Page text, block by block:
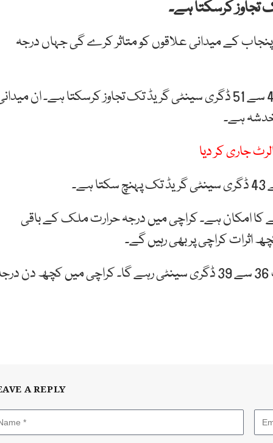
کے میدانی علاقوں کو متاثر کرے گی جہاں درجہ
سندھ اور پنجاب کے میدانی علاقوں میں درجہ حرارت 49 سے 51 ڈگری سینٹی گریڈ تک تجاوز کرسکتا ہے۔ ان
خدشہ ہے۔
جاری کر دیا
امکان ہے۔ کراچی میں درجہ حرارت ملک کے باقی
اثرات کراچی پر بھی رہیں گے۔
ماہرین کے مطابق 10 روز کے دوران کراچی کا درجہ حرارت 36 سے 39 ڈگری سینٹی رہے گا۔ کراچی میں کچھ دن
A REPLY